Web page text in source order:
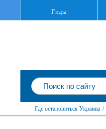
Гиды
Где остановиться Украина /